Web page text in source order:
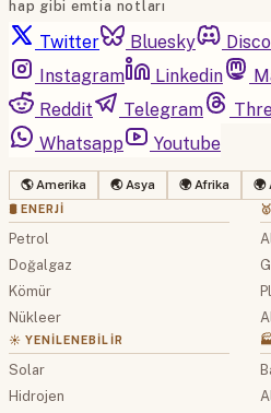
hap gibi emtia notları
Twitter Bluesky
Instagram
Linkedin
Reddit
Telegram
Whatsapp
Youtube
🌎 Amerika 🌏 Asya 🌍 Afrika 🌍
🛢 ENERJI
Petrol
Doğalgaz
Kömür
Nükleer
☀️ YENILENEBILIR
Solar
Hidrojen